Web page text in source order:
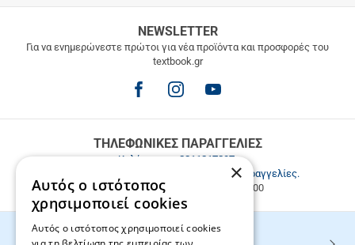
ΜΕΤΑΦΟΡΙΚΑ
άνω
NEWSLETTER
Για να ενημερώνεστε πρώτοι για νέα προϊόντα και προσφορές του
textbook.gr
ΤΗΛΕΦΩΝΙΚΕΣ ΠΑΡΑΓΓΕΛΙΕΣ
Καλέστε μας2811217297.
Εξυπηρέτηση πελατών & τηλεφωνικές παραγγελίες.
Δευ. - Παρ. 9:00-17:00, Σάβ. 9:00-15:00
×
Αυτός ο ιστότοπος
χρησιμοποιεί cookies
Αυτός ο ιστότοπος χρησιμοποιεί cookies